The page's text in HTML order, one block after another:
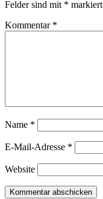
Felder sind mit * markiert
Kommentar *
Name *
E-Mail-Adresse *
Website